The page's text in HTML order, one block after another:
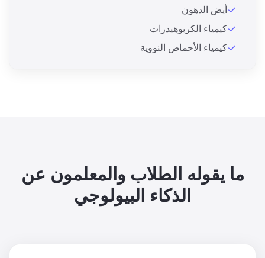
أيض الدهون
كيمياء الكربوهيدرات
كيمياء الأحماض النووية
ما يقوله الطلاب والمعلمون عن
الذكاء البيولوجي